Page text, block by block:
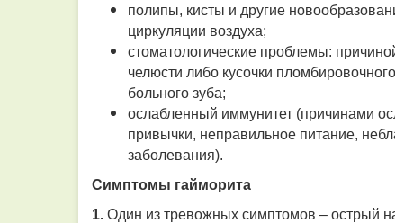
полипы, кисты и другие
циркуляции воздуха;
стоматологические проблемы:
челюсти либо кусочки
больного зуба;
ослабленный иммунитет (причинами
привычки, неправильное питание,
заболевания).
Симптомы гайморита
1. Один из тревожных симптомов – острый